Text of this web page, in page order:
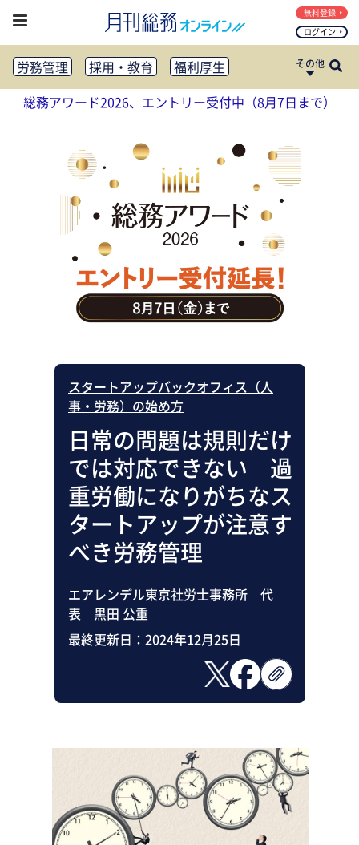
ログイン
無料登録
労務管理 採用・教育
福利厚生
健康経営
働き方改革
法務・コンプライアンス
リスクマネジメント・BCP
社外・社内広報
社外・社内コミュニケーション活性化
FM・オフィス移転
CSR・SDGs
テクノロジー活用・DX
助成金・補助金・コスト削減
アウトソーシング・BPO
調査・レポート
その他
総務アワード2026、エントリー受付中（8月7日まで）
スタートアップバックオフィス（人
事・労務）の始め方
日常の問題は規則だけ
では対応できない 過
重労働になりがちなス
タートアップが注意す
べき労務管理
エアレンデル東京社労士事務所 代
表 黒田 公重
最終更新日： 2024年12月25日